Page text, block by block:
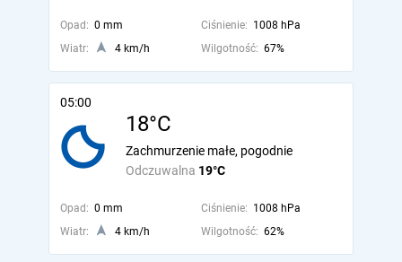
Opad: 0 mm Ciśnienie: 1008 hPa
Wiatr:
4 km/h Wilgotność: 67%
05:00
18°C
Odczuwalna 19°C
Zachmurzenie małe, pogodnie
Opad: 0 mm Ciśnienie: 1008 hPa
Wiatr:
4 km/h Wilgotność: 62%